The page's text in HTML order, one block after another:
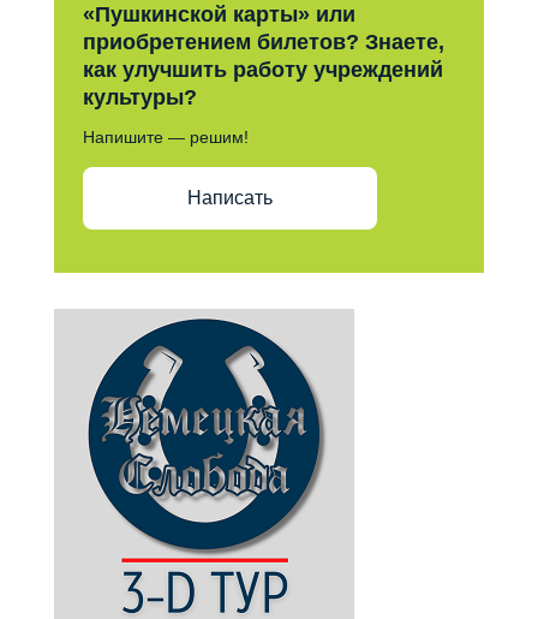
«Пушкинской карты» или
приобретением билетов? Знаете,
как улучшить работу учреждений
культуры?
Напишите — решим!
Написать